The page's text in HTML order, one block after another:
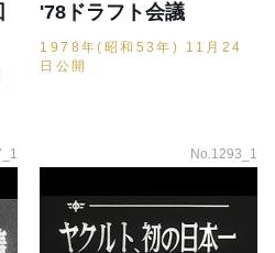
'78ドラフト会議
1978年(昭和53年) 11月24
日公開
No.1293_1